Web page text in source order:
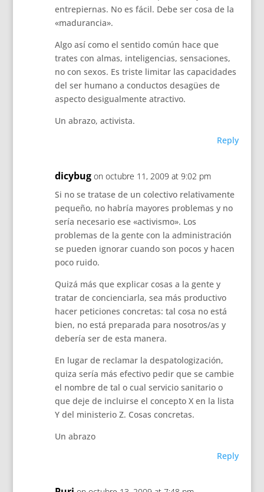
entrepiernas. No es fácil. Debe ser cosa de la
«madurancia».
Algo así como el sentido común hace que
trates con almas, inteligencias, sensaciones,
no con sexos. Es triste limitar las capacidades
del ser humano a conductos desagües de
aspecto desigualmente atractivo.
Un abrazo, activista.
Reply
dicybug on octubre 11, 2009 at 9:02 pm
Si no se tratase de un colectivo relativamente
pequeño, no habría mayores problemas y no
sería necesario ese «activismo». Los
problemas de la gente con la administración
se pueden ignorar cuando son pocos y hacen
poco ruido.
Quizá más que explicar cosas a la gente y
tratar de concienciarla, sea más productivo
hacer peticiones concretas: tal cosa no está
bien, no está preparada para nosotros/as y
debería ser de esta manera.
En lugar de reclamar la despatologización,
quiza sería más efectivo pedir que se cambie
el nombre de tal o cual servicio sanitario o
que deje de incluirse el concepto X en la lista
Y del ministerio Z. Cosas concretas.
Un abrazo
Reply